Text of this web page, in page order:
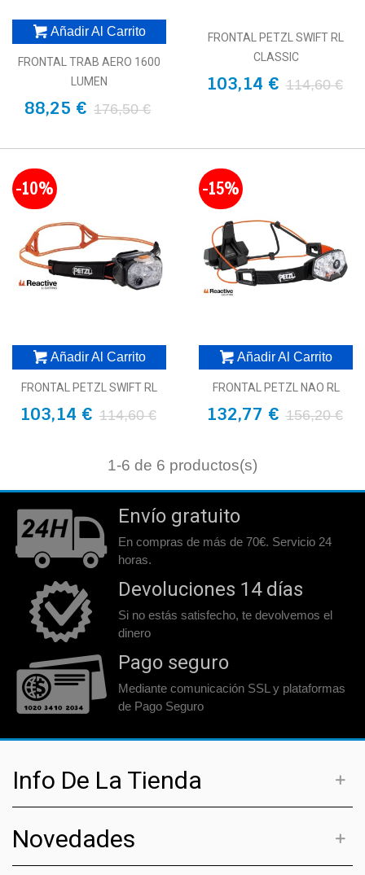
Añadir Al Carrito
FRONTAL TRAB AERO 1600
LUMEN
88,25 € 176,50 €
FRONTAL PETZL SWIFT RL
CLASSIC
103,14 € 114,60 €
-10%
Añadir Al Carrito
FRONTAL PETZL SWIFT RL
103,14 € 114,60 €
-15%
Añadir Al Carrito
FRONTAL PETZL NAO RL
132,77 € 156,20 €
1-6 de 6 productos(s)
Envío gratuito
En compras de más de 70€. Servicio 24
horas.
Devoluciones 14 días
Si no estás satisfecho, te devolvemos el
dinero
Pago seguro
Mediante comunicación SSL y plataformas
de Pago Seguro
Info De La Tienda
Novedades